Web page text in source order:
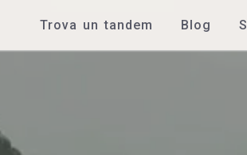
Trova un tandem Blog